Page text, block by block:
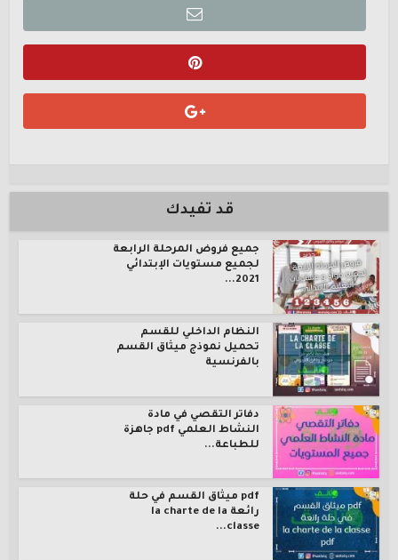
قد تفيدك
جميع فروض المرحلة الرابعة
لجميع مستويات الإبتدائي
2021...
النظام الداخلي للقسم
تحميل نموذج ميثاق القسم
بالفرنسية
دفاتر التقصي في مادة
النشاط العلمي pdf جاهزة
للطباعة...
pdf ميثاق القسم في حلة
رائعة la charte de la
classe...